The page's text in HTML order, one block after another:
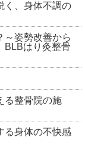
く、身体不調の
～姿勢改善から
はり灸整骨
る整骨院の施
る身体の不快感